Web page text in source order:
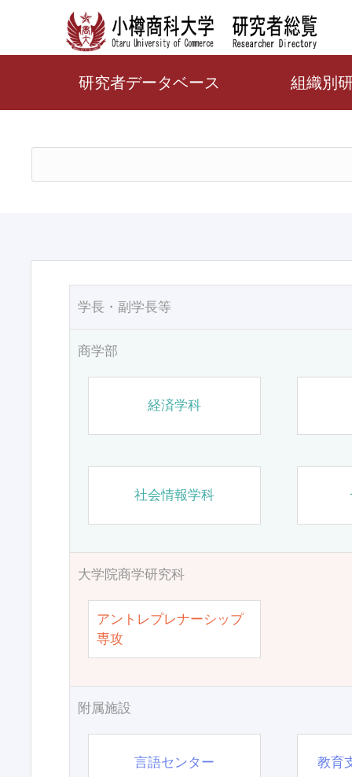
研究者データベース 組織別
学長・副学長等
商学部
経済学科
社会情報学科
大学院商学研究科
アントレプレナーシップ
専攻
附属施設
言語センター 教育